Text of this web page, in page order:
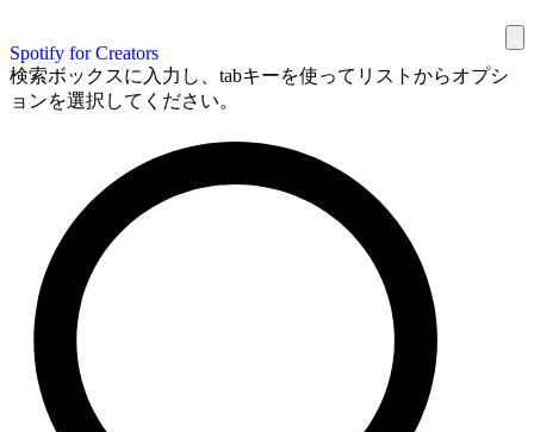
Spotify for Creators
検索ボックスに入力し、tabキーを使ってリストからオプシ
ョンを選択してください。